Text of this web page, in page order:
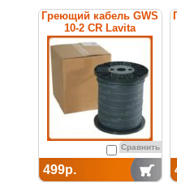
Греющий кабель GWS
10-2 CR Lavita
Сравнить
499р.